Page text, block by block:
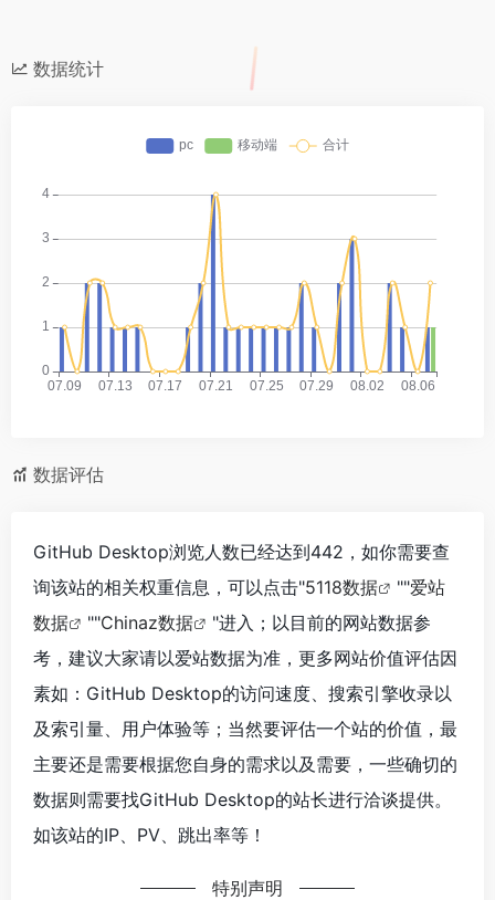
数据统计
数据评估
GitHub Desktop浏览人数已经达到442，如你需要查
询该站的相关权重信息，可以点击"5118数据 ""爱站
数据
""Chinaz数据
"进入；以目前的网站数据参
考，建议大家请以爱站数据为准，更多网站价值评估因
素如：GitHub Desktop的访问速度、搜索引擎收录以
及索引量、用户体验等；当然要评估一个站的价值，最
主要还是需要根据您自身的需求以及需要，一些确切的
数据则需要找GitHub Desktop的站长进行洽谈提供。
如该站的IP、PV、跳出率等！
特别声明